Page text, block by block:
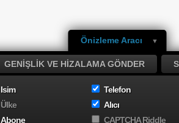
Önizleme Aracı
GENIŞLIK VE HIZALAMA GÖNDER
Isim Telefon
Ülke Alıcı
Abone CAPTCHA Riddle